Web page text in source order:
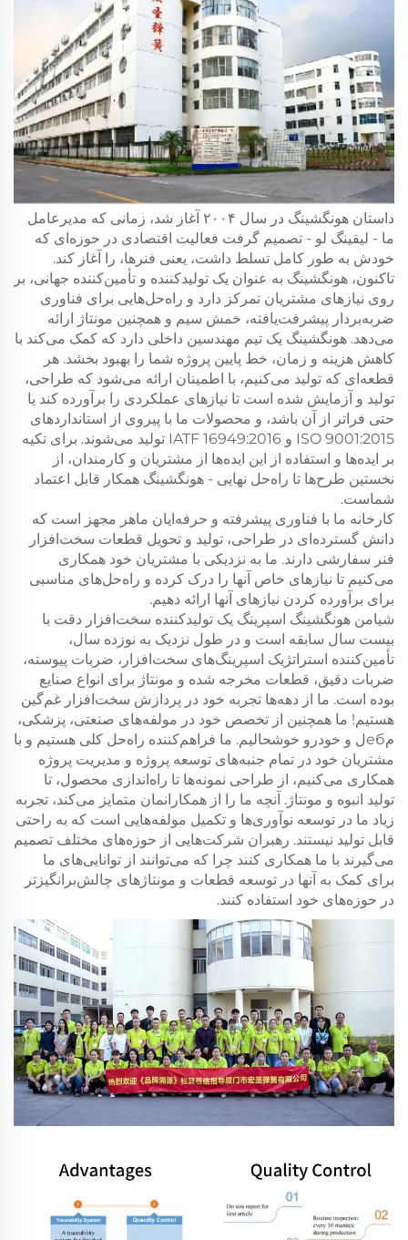
داستان هونگشینگ در سال ۲۰۰۴ آغاز شد، زمانی که مدیرعامل
ما - لیقینگ لو - تصمیم گرفت فعالیت اقتصادی در حوزه‌ای که
خودش به طور کامل تسلط داشت، یعنی فنرها، را آغاز کند.
تاکنون، هونگشینگ به عنوان یک تولیدکننده و تأمین‌کننده جهانی، بر
روی نیازهای مشتریان تمرکز دارد و راه‌حل‌هایی برای فناوری
ضربه‌بردار پیشرفت‌یافته، خمش سیم و همچنین مونتاژ ارائه
می‌دهد. هونگشینگ یک تیم مهندسین داخلی دارد که کمک می‌کند با
کاهش هزینه و زمان، خط پایین پروژه شما را بهبود بخشد. هر
قطعه‌ای که تولید می‌کنیم، با اطمینان ارائه می‌شود که طراحی،
تولید و آزمایش شده است تا نیازهای عملکردی را برآورده کند یا
حتی فراتر از آن باشد، و محصولات ما با پیروی از استانداردهای
ISO 9001:2015 و IATF 16949:2016 تولید می‌شوند. برای تکیه
بر ایده‌ها و استفاده از این ایده‌ها از مشتریان و کارمندان، از
نخستین طرح‌ها تا راه‌حل نهایی - هونگشینگ همکار قابل اعتماد
شماست.
کارخانه ما با فناوری پیشرفته و حرفه‌ایان ماهر مجهز است که
دانش گسترده‌ای در طراحی، تولید و تحویل قطعات سخت‌افزار
فنر سفارشی دارند. ما به نزدیکی با مشتریان خود همکاری
می‌کنیم تا نیازهای خاص آنها را درک کرده و راه‌حل‌های مناسبی
برای برآورده کردن نیازهای آنها ارائه دهیم.
شیامن هونگشینگ اسپرینگ یک تولیدکننده سخت‌افزار دقت با
بیست سال سابقه است و در طول نزدیک به نوزده سال،
تأمین‌کننده استراتژیک اسپرینگ‌های سخت‌افزار، ضربات پیوسته،
ضربات دقیق، قطعات مخرجه شده و مونتاژ برای انواع صنایع
بوده است. ما از دهه‌ها تجربه خود در پردازش سخت‌افزار غم‌گین
هستیم! ما همچنین از تخصص خود در مولفه‌های صنعتی، پزشکی،
مебل و خودرو خوشحالیم. ما فراهم‌کننده راه‌حل کلی هستیم و با
مشتریان خود در تمام جنبه‌های توسعه پروژه و مدیریت پروژه
همکاری می‌کنیم، از طراحی نمونه‌ها تا راه‌اندازی محصول، تا
تولید انبوه و مونتاژ. آنچه ما را از همکارانمان متمایز می‌کند، تجربه
زیاد ما در توسعه نوآوری‌ها و تکمیل مولفه‌هایی است که به راحتی
قابل تولید نیستند. رهبران شرکت‌هایی از حوزه‌های مختلف تصمیم
می‌گیرند با ما همکاری کنند چرا که می‌توانند از توانایی‌های ما
برای کمک به آنها در توسعه قطعات و مونتاژ‌های چالش‌برانگیزتر
در حوزه‌های خود استفاده کنند.